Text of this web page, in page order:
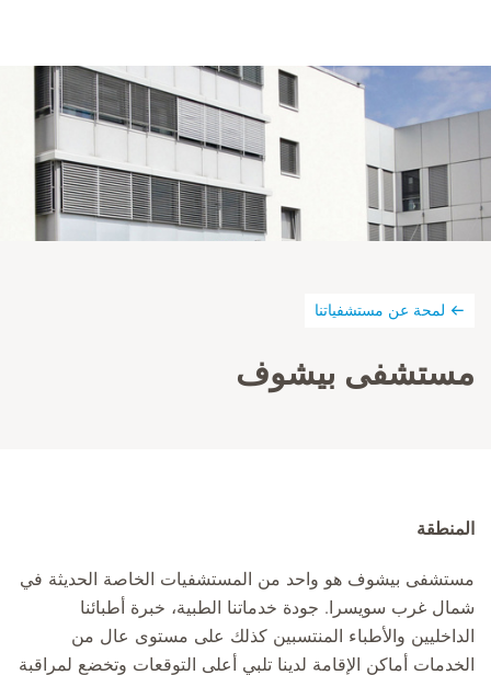
لمحة عن مستشفياتنا
مستشفى بيشوف
المنطقة
مستشفى بيشوف هو واحد من المستشفيات الخاصة الحديثة في
شمال غرب سويسرا. جودة خدماتنا الطبية، خبرة أطبائنا
الداخليين والأطباء المنتسبين كذلك على مستوى عال من
الخدمات أماكن الإقامة لدينا تلبي أعلى التوقعات وتخضع لمراقبة